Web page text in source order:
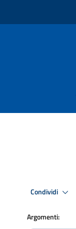
Condividi
Argomenti: